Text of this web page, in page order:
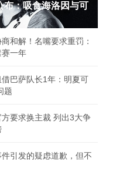
布：吸食海洛因与可
和解！名嘴要求重罚：
一年
巴萨队长1年：明夏可
题
要求换主裁 列出3大争
引发的疑虑道歉，但不